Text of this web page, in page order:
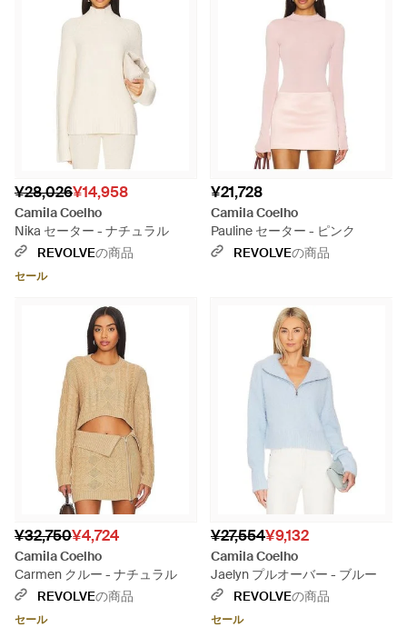
¥28,026¥14,958
Camila Coelho
Nika セーター - ナチュラル
REVOLVEの商品
セール
¥21,728
Camila Coelho
Pauline セーター - ピンク
REVOLVEの商品
¥32,750¥4,724
Camila Coelho
Carmen クルー - ナチュラル
REVOLVEの商品
セール
¥27,554¥9,132
Camila Coelho
Jaelyn プルオーバー - ブルー
REVOLVEの商品
セール